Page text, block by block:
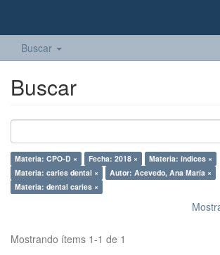
Buscar
Buscar
Materia: CPO-D × Fecha: 2018 ×
Materia: índices ×
Materia: caries dental ×
Autor: Acevedo, Ana María ×
Materia: dental caries ×
Mostrando ítems 1-1 de 1